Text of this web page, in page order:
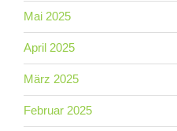
Mai 2025
April 2025
März 2025
Februar 2025